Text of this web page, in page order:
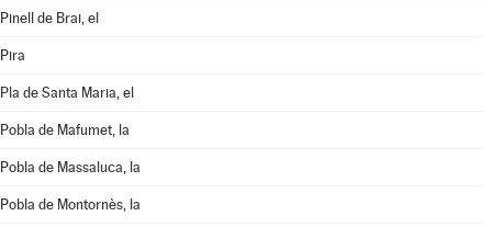
Pinell de Brai, el
Pira
Pla de Santa Maria, el
Pobla de Mafumet, la
Pobla de Massaluca, la
Pobla de Montornès, la